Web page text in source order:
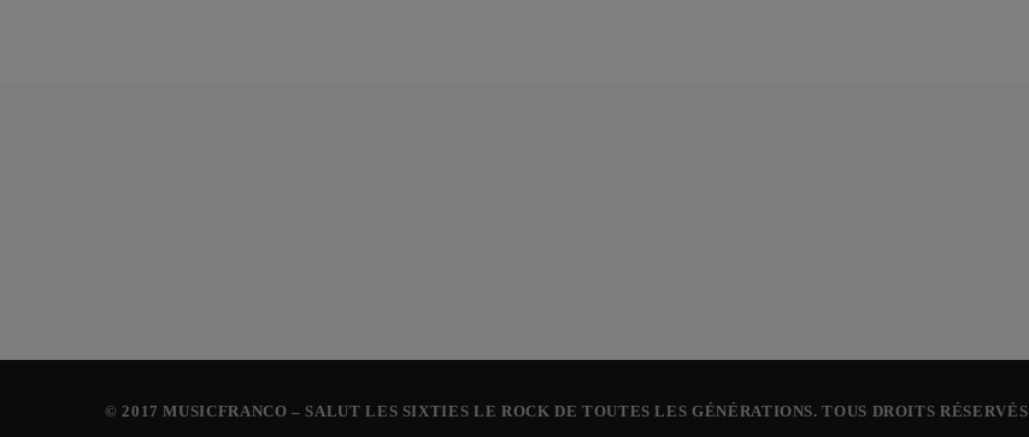
© 2017 MUSICFRANCO – SALUT LES SIXTIES LE ROCK DE TOUTES LES GÉNÉRATIONS. TOUS DROITS RÉSERVÉS